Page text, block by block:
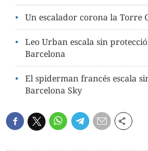
Un escalador corona la Torre
Leo Urban escala sin
Barcelona
El spiderman francés escala
Barcelona Sky